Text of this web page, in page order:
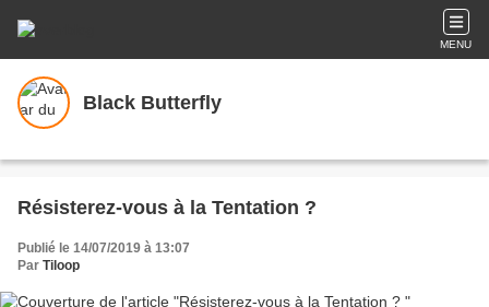
MENU
Black Butterfly
Résisterez-vous à la Tentation ?
Publié le 14/07/2019 à 13:07
Par Tiloop